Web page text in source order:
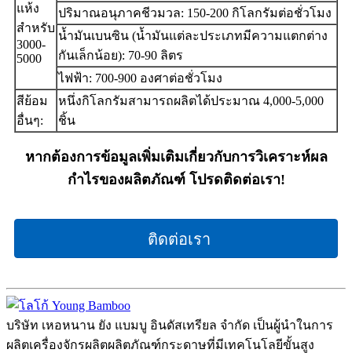
แห้ง
สำหรับ
3000-
5000
ปริมาณอนุภาคชีวมวล: 150-200 กิโลกรัมต่อชั่วโมง
น้ำมันเบนซิน (น้ำมันแต่ละประเภทมีความแตกต่าง
กันเล็กน้อย): 70-90 ลิตร
ไฟฟ้า: 700-900 องศาต่อชั่วโมง
สีย้อม
อื่นๆ:
หนึ่งกิโลกรัมสามารถผลิตได้ประมาณ 4,000-5,000
ชิ้น
หากต้องการข้อมูลเพิ่มเติมเกี่ยวกับการวิเคราะห์ผล
กำไรของผลิตภัณฑ์ โปรดติดต่อเรา!
ติดต่อเรา
บริษัท เหอหนาน ยัง แบมบู อินดัสเทรียล จำกัด เป็นผู้นำในการ
ผลิตเครื่องจักรผลิตผลิตภัณฑ์กระดาษที่มีเทคโนโลยีขั้นสูง